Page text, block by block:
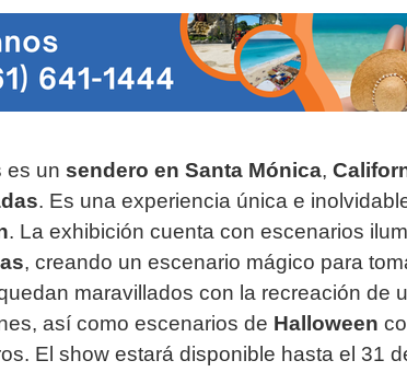
es un sendero en Santa Mónica,
. Es una experiencia única e
. La exhibición cuenta con escenarios
, creando un escenario mágico para
maravillados con la recreación de
así como escenarios de Halloween
El show estará disponible hasta el 31